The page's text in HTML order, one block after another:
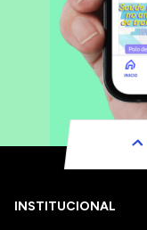
INSTITUCIONAL